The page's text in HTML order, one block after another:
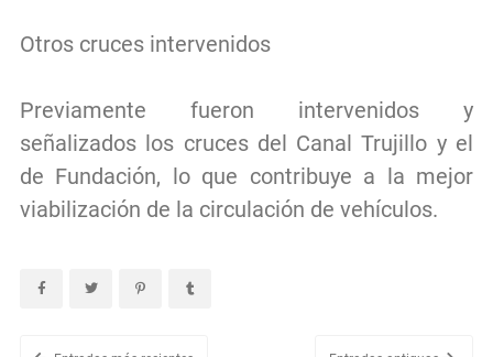
Otros cruces intervenidos
Previamente fueron intervenidos y
señalizados los cruces del Canal Trujillo y el
de Fundación, lo que contribuye a la mejor
viabilización de la circulación de vehículos.